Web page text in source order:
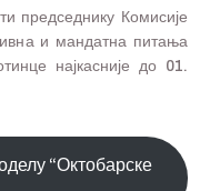
председнику Комисије
и мандатна питања
најкасније до 01.
“Октобарске